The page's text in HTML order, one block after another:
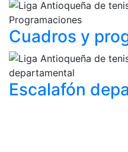
Cuadros y
Escalafón